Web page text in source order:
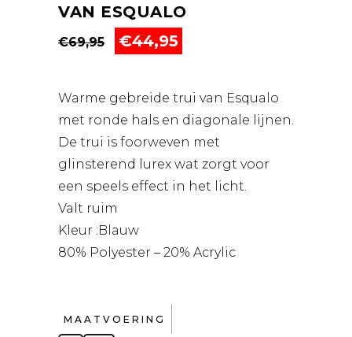
VAN ESQUALO
€69,95
Oorspronkelijke
prijs
€69,95.
€44,95
prijs
€44,95.
Warme gebreide trui van Esqualo
met ronde hals en diagonale lijnen.
De trui is foorweven met
glinsterend lurex wat zorgt voor
een speels effect in het licht.
Valt ruim
Kleur :Blauw
80% Polyester – 20% Acrylic
MAATVOERING